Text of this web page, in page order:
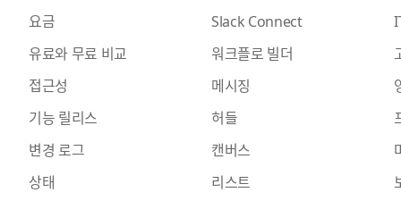
요금
유료와 무료 비교
접근성
기능 릴리스
변경 로그
상태
Slack Connect
워크플로 빌더
메시징
허들
캔버스
리스트